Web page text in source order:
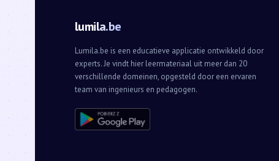
lumila.be
Lumila.be is een educatieve applicatie ontwikkeld door
experts. Je vindt hier leermateriaal uit meer dan 20
verschillende domeinen, opgesteld door een ervaren
team van ingenieurs en pedagogen.